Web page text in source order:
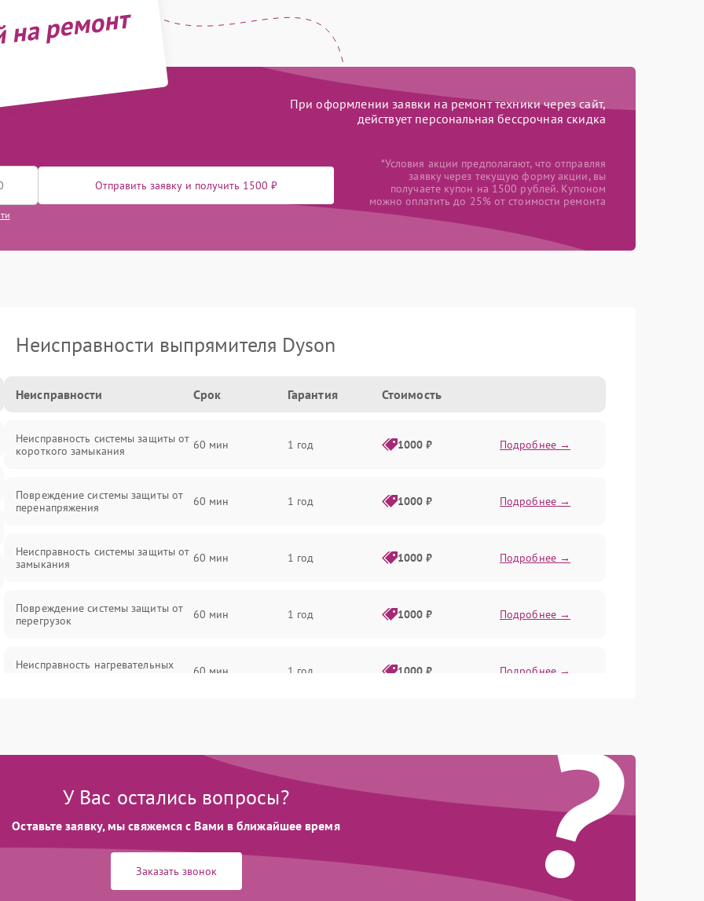
ремонт
При оформлении заявки на ремонт техники через сайт,
действует персональная бессрочная скидка
Отправить заявку и получить 1500 ₽
*Условия акции предполагают, что отправляя
заявку через текущую форму акции, вы
получаете купон на 1500 рублей. Купоном
можно оплатить до 25% от стоимости ремонта
Неисправности выпрямителя Dyson
Неисправности Срок Гарантия Стоимость
Неисправность системы защиты от
короткого замыкания
60 мин 1 год 1000 ₽ Подробнее →
Повреждение системы защиты от
перенапряжения
60 мин 1 год 1000 ₽ Подробнее →
Неисправность системы защиты от
замыкания
60 мин 1 год 1000 ₽ Подробнее →
Повреждение системы защиты от
перегрузок
60 мин 1 год 1000 ₽ Подробнее →
Неисправность нагревательных
60 мин 1 год 1000 ₽ Подробнее →
температуры
1 год
Повреждение сетевого шнура 60 мин 1 год Подробнее →
автоматического отключения
Подробнее →
?
У Вас остались вопросы?
Оставьте заявку, мы свяжемся с Вами в ближайшее время
Заказать звонок